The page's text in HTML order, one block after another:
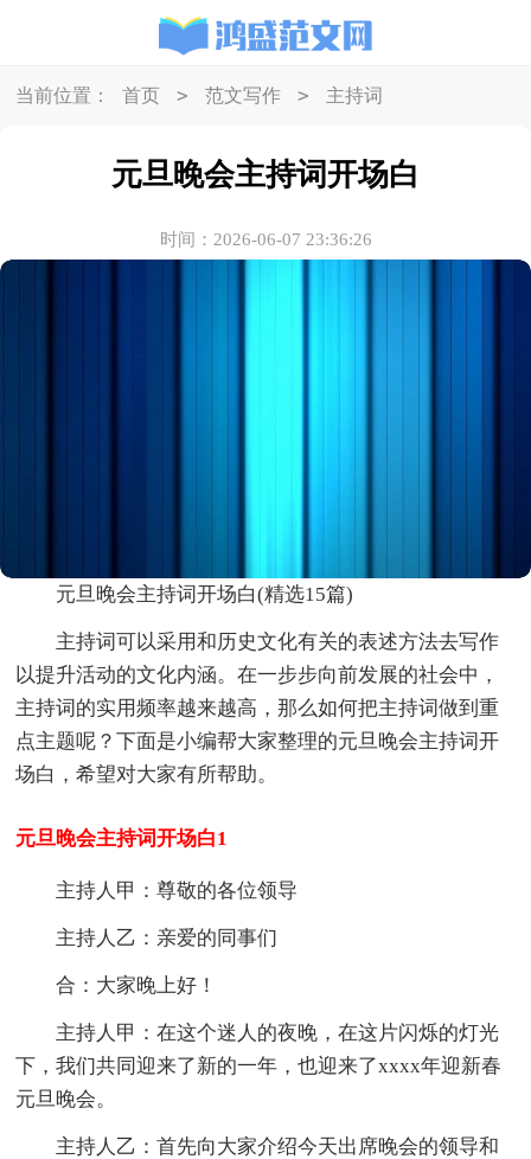
当前位置： 首页 > 范文写作 > 主持词
元旦晚会主持词开场白
时间：2026-06-07 23:36:26
元旦晚会主持词开场白(精选15篇)
主持词可以采用和历史文化有关的表述方法去写作
以提升活动的文化内涵。在一步步向前发展的社会中，
主持词的实用频率越来越高，那么如何把主持词做到重
点主题呢？下面是小编帮大家整理的元旦晚会主持词开
场白，希望对大家有所帮助。
元旦晚会主持词开场白1
主持人甲：尊敬的各位领导
主持人乙：亲爱的同事们
合：大家晚上好！
主持人甲：在这个迷人的夜晚，在这片闪烁的灯光
下，我们共同迎来了新的一年，也迎来了xxxx年迎新春
元旦晚会。
主持人乙：首先向大家介绍今天出席晚会的领导和